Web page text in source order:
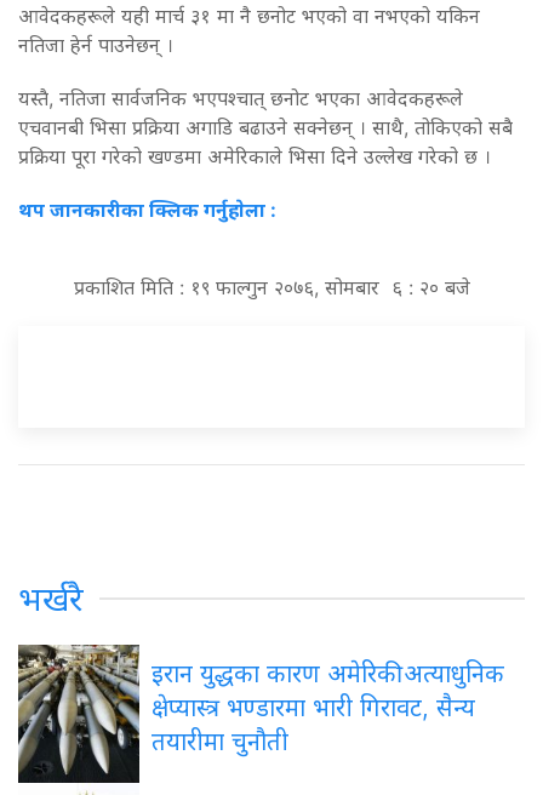
आवेदकहरूले यही मार्च ३१ मा नै छनोट भएको वा नभएको यकिन
नतिजा हेर्न पाउनेछन् ।
यस्तै, नतिजा सार्वजनिक भएपश्चात् छनोट भएका आवेदकहरूले
एचवानबी भिसा प्रक्रिया अगाडि बढाउने सक्नेछन् । साथै, तोकिएको सबै
प्रक्रिया पूरा गरेको खण्डमा अमेरिकाले भिसा दिने उल्लेख गरेको छ ।
थप जानकारीका क्लिक गर्नुहाेला :
प्रकाशित मिति : १९ फाल्गुन २०७६, सोमबार ६ : २० बजे
भर्खरै
इरान युद्धका कारण अमेरिकी अत्याधुनिक
क्षेप्यास्त्र भण्डारमा भारी गिरावट, सैन्य
तयारीमा चुनौती